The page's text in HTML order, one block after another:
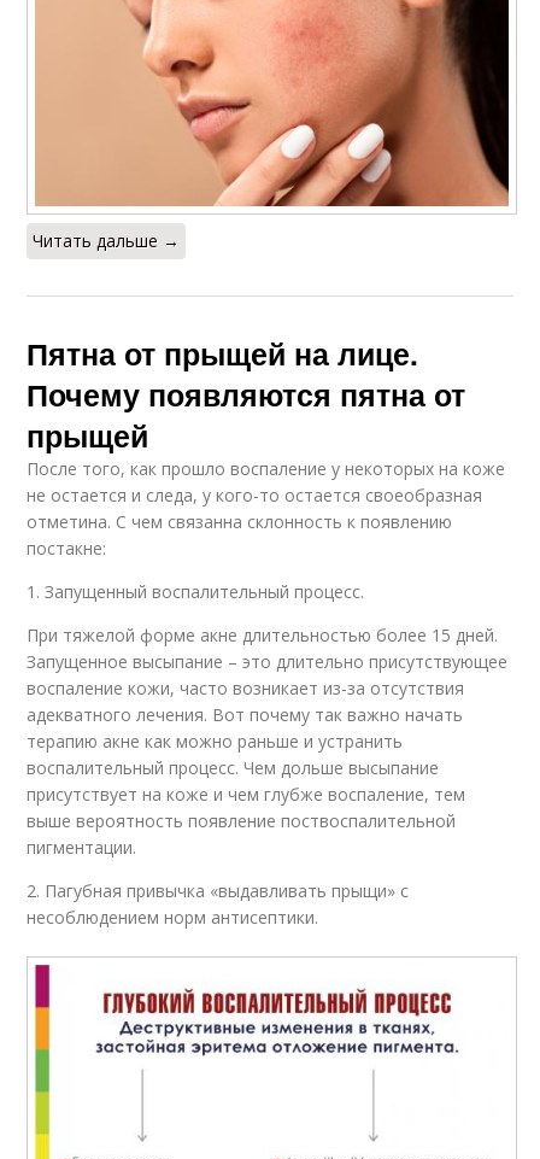
Читать дальше →
Пятна от прыщей на лице.
Почему появляются пятна от
прыщей
После того, как прошло воспаление у некоторых на коже
не остается и следа, у кого-то остается своеобразная
отметина. С чем связанна склонность к появлению
постакне:
1. Запущенный воспалительный процесс.
При тяжелой форме акне длительностью более 15 дней.
Запущенное высыпание – это длительно присутствующее
воспаление кожи, часто возникает из-за отсутствия
адекватного лечения. Вот почему так важно начать
терапию акне как можно раньше и устранить
воспалительный процесс. Чем дольше высыпание
присутствует на коже и чем глубже воспаление, тем
выше вероятность появление поствоспалительной
пигментации.
2. Пагубная привычка «выдавливать прыщи» с
несоблюдением норм антисептики.